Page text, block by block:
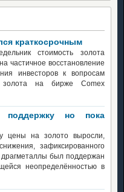
краткосрочным
стоимость золота
частичное восстановление
инвесторов к вопросам
золота на бирже Comex
поддержку но пока
цены на золото выросли,
зафиксированного
был поддержан
неопределённостью в